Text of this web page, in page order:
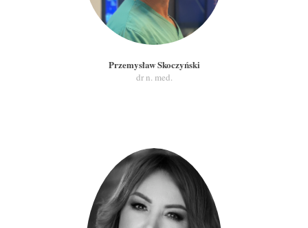
Przemysław Skoczyński
dr n. med.